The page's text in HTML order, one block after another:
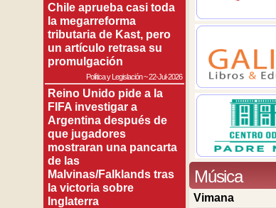
Chile aprueba casi toda
la megarreforma
tributaria de Kast, pero
un artículo retrasa su
promulgación
Política y Legislación~22-Jul-2026
Reino Unido pide a la
FIFA investigar a
Argentina después de
que jugadores
mostraran una pancarta
de las
Malvinas/Falklands tras
la victoria sobre
Inglaterra
Música
Vimana